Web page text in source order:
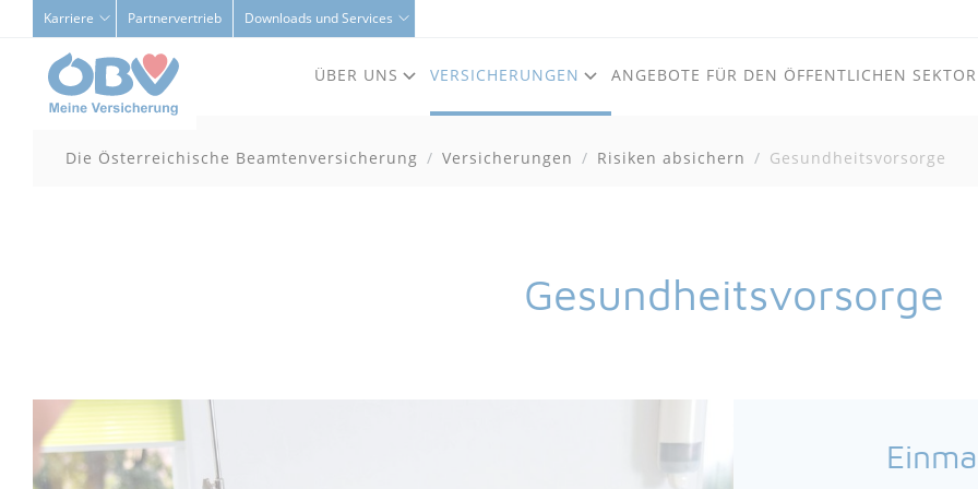
Zum Inhalt
Zum Footer
Karriere Partnervertrieb Downloads und Services
ÜBER UNS VERSICHERUNGEN ANGEBOTE FÜR DEN ÖFFENTLICHEN SEKTOR
Die Österreichische Beamtenversicherung Versicherungen Risiken absichern Gesundheitsvorsorge
Gesundheitsvorsorge